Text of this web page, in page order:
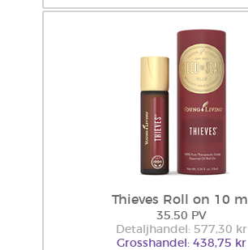
Thieves Roll on 10 ml
35.50 PV
Detaljhandel: 577,30 kr
Grosshandel: 438,75 kr